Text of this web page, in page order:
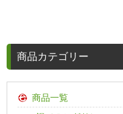
商品カテゴリー
商品一覧